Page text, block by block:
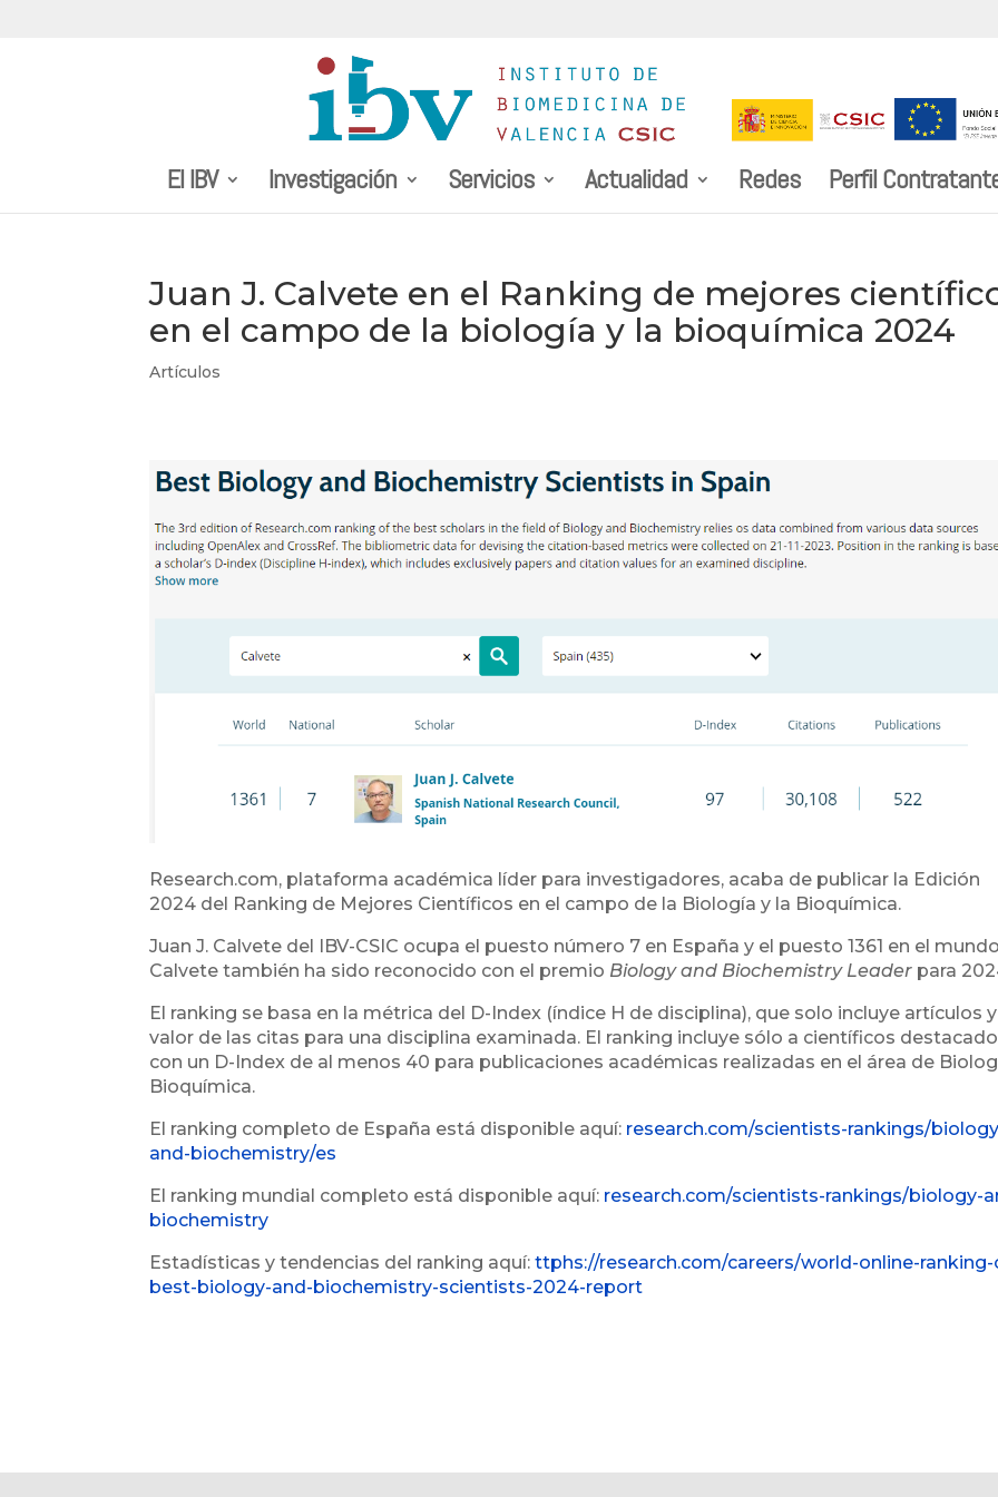
El IBV Investigación Servicios Actualidad Redes Perfil
Juan J. Calvete en el Ranking de mejores
en el campo de la biología y la bioquímica 2024
Artículos
Research.com, plataforma académica líder para investigadores, acaba de publicar la Edición
2024 del Ranking de Mejores Científicos en el campo de la Biología y la Bioquímica.
Juan J. Calvete del IBV-CSIC ocupa el puesto número 7 en España y el puesto 1361 en el
Calvete también ha sido reconocido con el premio Biology and Biochemistry Leader para
El ranking se basa en la métrica del D-Index (índice H de disciplina), que solo incluye artículos y
valor de las citas para una disciplina examinada. El ranking incluye sólo a científicos
con un D-Index de al menos 40 para publicaciones académicas realizadas en el área de
Bioquímica.
El ranking completo de España está disponible aquí: research.com/scientists-rankings/
and-biochemistry/es
El ranking mundial completo está disponible aquí: research.com/scientists-rankings/biology-
biochemistry
Estadísticas y tendencias del ranking aquí:ttphs://research.com/careers/world-online-
best-biology-and-biochemistry-scientists-2024-report